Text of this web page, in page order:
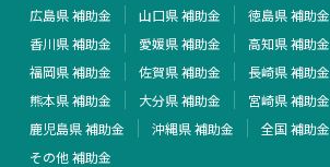
広島県 補助金
山口県 補助金
徳島県 補助金
香川県 補助金
愛媛県 補助金
高知県 補助金
福岡県 補助金
佐賀県 補助金
長崎県 補助金
熊本県 補助金
大分県 補助金
宮崎県 補助金
鹿児島県 補助金
沖縄県 補助金
全国 補助金
その他 補助金